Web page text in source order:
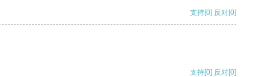
支持[0] 反对[0]
支持[0] 反对[0]